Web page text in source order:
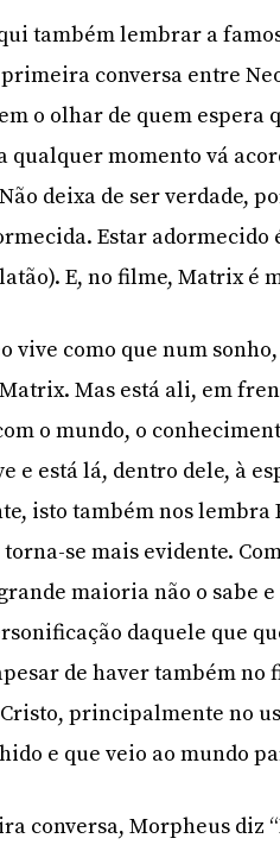
também lembrar a
conversa entre
o olhar de quem espera
qualquer momento vá
deixa de ser verdade,
Estar adormecido
E, no filme, Matrix é
vive como que num
Mas está ali, em
o mundo, o
e está lá, dentro dele, à
isto também nos lembra
se mais evidente.
maioria não o sabe
daquele que
de haver também
principalmente no
e que veio ao mundo
conversa, Morpheus diz